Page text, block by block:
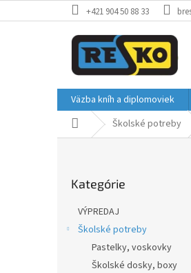
na
+421 904 50 88 33
Väzba kníh a diplomoviek
DomovŠkolské potreby
kategórie
Kategórie
VÝPREDAJ
Školské potreby
Pastelky, voskovky
Školské dosky, boxy